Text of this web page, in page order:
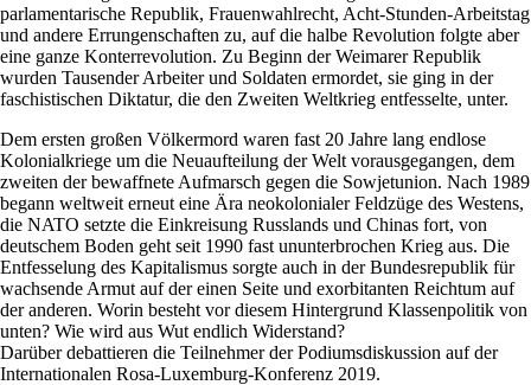
parlamentarische Republik, Frauenwahlrecht, Acht-Stunden-Arbeitstag
und andere Errungenschaften zu, auf die halbe Revolution folgte aber
eine ganze Konterrevolution. Zu Beginn der Weimarer Republik
wurden Tausender Arbeiter und Soldaten ermordet, sie ging in der
faschistischen Diktatur, die den Zweiten Weltkrieg entfesselte, unter.
Dem ersten großen Völkermord waren fast 20 Jahre lang endlose
Kolonialkriege um die Neuaufteilung der Welt vorausgegangen, dem
zweiten der bewaffnete Aufmarsch gegen die Sowjetunion. Nach 1989
begann weltweit erneut eine Ära neokolonialer Feldzüge des Westens,
die NATO setzte die Einkreisung Russlands und Chinas fort, von
deutschem Boden geht seit 1990 fast ununterbrochen Krieg aus. Die
Entfesselung des Kapitalismus sorgte auch in der Bundesrepublik für
wachsende Armut auf der einen Seite und exorbitanten Reichtum auf
der anderen. Worin besteht vor diesem Hintergrund Klassenpolitik von
unten? Wie wird aus Wut endlich Widerstand?
Darüber debattieren die Teilnehmer der Podiumsdiskussion auf der
Internationalen Rosa-Luxemburg-Konferenz 2019.